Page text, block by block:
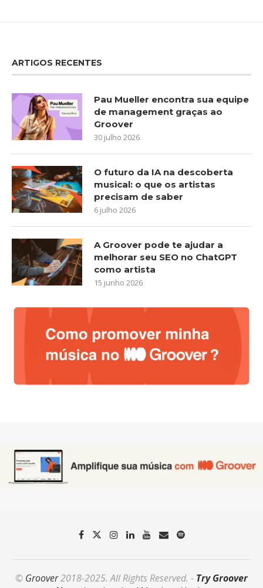
ARTIGOS RECENTES
Pau Mueller encontra sua equipe
de management graças ao
Groover
30 julho 2026
O futuro da IA na descoberta
musical: o que os artistas
precisam de saber
6 julho 2026
A Groover pode te ajudar a
melhorar seu SEO no ChatGPT
como artista
15 junho 2026
© Groover2018-2025. All Rights Reserved. - Try Groover